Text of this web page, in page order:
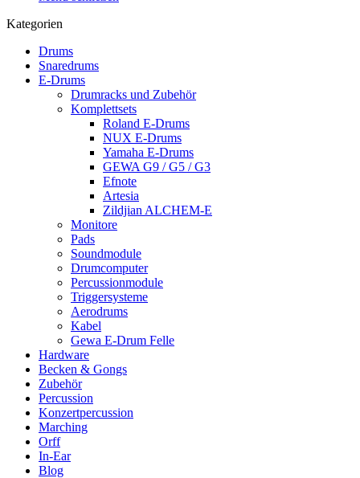
Kategorien
Drums
Snaredrums
E-Drums
Drumracks und Zubehör
Komplettsets
Roland E-Drums
NUX E-Drums
Yamaha E-Drums
GEWA G9 / G5 / G3
Efnote
Artesia
Zildjian ALCHEM-E
Monitore
Pads
Soundmodule
Drumcomputer
Percussionmodule
Triggersysteme
Aerodrums
Kabel
Gewa E-Drum Felle
Hardware
Becken & Gongs
Zubehör
Percussion
Konzertpercussion
Marching
Orff
In-Ear
Blog